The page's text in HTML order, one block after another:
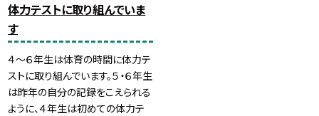
体力テストに取り組んでいま
す
４～６年生は体育の時間に体力テ
ストに取り組んでいます。５・６年生
は昨年の自分の記録をこえられる
ように、４年生は初めての体力テ